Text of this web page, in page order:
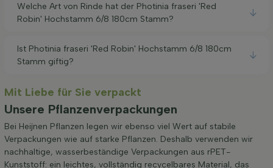
Welche Art von Rinde hat der Photinia fraseri 'Red
Robin' Hochstamm 6/8 180cm Stamm?
Ist Photinia fraseri 'Red Robin' Hochstamm 6/8 180cm
Stamm giftig?
Mit Liebe für Sie verpackt
Unsere Pflanzenverpackungen
Bei Heijnen Pflanzen legen wir ebenso viel Wert auf stabile
Verpackungen wie auf starke Pflanzen. Deshalb verwenden wir
nachhaltige, wasserbeständige Verpackungen aus rPET-
Kunststoff: ein leichtes, vollständig recycelbares Material, das